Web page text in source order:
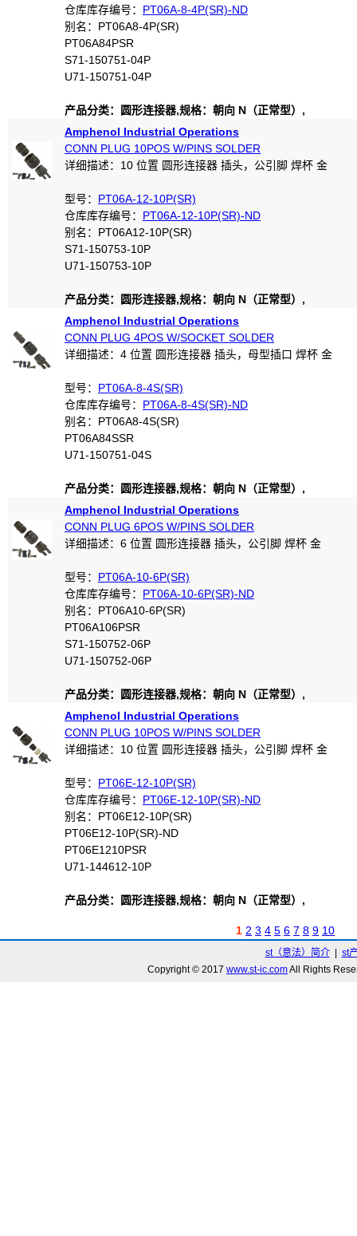
仓库库存编号： PT06A-8-4P(SR)-ND
别名：PT06A8-4P(SR)
PT06A84PSR
S71-150751-04P
U71-150751-04P
产品分类：圆形连接器,规格：朝向 N（正常型）,
Amphenol Industrial Operations
CONN PLUG 10POS W/PINS SOLDER
详细描述：10 位置 圆形连接器 插头，公引脚 焊杯 金
型号： PT06A-12-10P(SR)
仓库库存编号： PT06A-12-10P(SR)-ND
别名：PT06A12-10P(SR)
S71-150753-10P
U71-150753-10P
产品分类：圆形连接器,规格：朝向 N（正常型）,
Amphenol Industrial Operations
CONN PLUG 4POS W/SOCKET SOLDER
详细描述：4 位置 圆形连接器 插头，母型插口 焊杯 金
型号： PT06A-8-4S(SR)
仓库库存编号： PT06A-8-4S(SR)-ND
别名：PT06A8-4S(SR)
PT06A84SSR
U71-150751-04S
产品分类：圆形连接器,规格：朝向 N（正常型）,
Amphenol Industrial Operations
CONN PLUG 6POS W/PINS SOLDER
详细描述：6 位置 圆形连接器 插头，公引脚 焊杯 金
型号： PT06A-10-6P(SR)
仓库库存编号： PT06A-10-6P(SR)-ND
别名：PT06A10-6P(SR)
PT06A106PSR
S71-150752-06P
U71-150752-06P
产品分类：圆形连接器,规格：朝向 N（正常型）,
Amphenol Industrial Operations
CONN PLUG 10POS W/PINS SOLDER
详细描述：10 位置 圆形连接器 插头，公引脚 焊杯 金
型号： PT06E-12-10P(SR)
仓库库存编号： PT06E-12-10P(SR)-ND
别名：PT06E12-10P(SR)
PT06E12-10P(SR)-ND
PT06E1210PSR
U71-144612-10P
产品分类：圆形连接器,规格：朝向 N（正常型）,
1 2 3 4 5 6 7 8 9 10
st（意法）简介| st
Copyright © 2017 www.st-ic.comAll Rights